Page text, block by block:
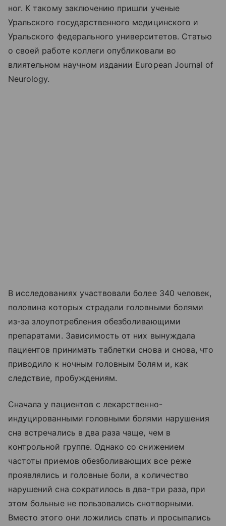
ног. К такому заключению пришли ученые
Уральского государственного медицинского и
Уральского федерального университетов. Статью
о своей работе коллеги опубликовали во
влиятельном научном издании European Journal of
Neurology.
В исследованиях участвовали более 340 человек,
половина которых страдали головными болями
из-за злоупотребления обезболивающими
препаратами. Зависимость от них вынуждала
пациентов принимать таблетки снова и снова, что
приводило к ночным головным болям и, как
следствие, пробуждениям.
Сначала у пациентов с лекарственно-
индуцированными головными болями нарушения
сна встречались в два раза чаще, чем в
контрольной группе. Однако со снижением
частоты приемов обезболивающих все реже
проявлялись и головные боли, а количество
нарушений сна сократилось в два-три раза, при
этом больные не пользовались снотворными.
Вместо этого они ложились спать и просыпались